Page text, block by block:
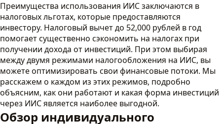
Преимущества использования ИИС заключаются в
налоговых льготах, которые предоставляются
инвестору. Налоговый вычет до 52,000 рублей в год
помогает существенно сэкономить на налогах при
получении дохода от инвестиций. При этом выбирая
между двумя режимами налогообложения на ИИС, вы
можете оптимизировать свои финансовые потоки. Мы
расскажем о каждом из этих режимов, подробно
объясним, как они работают и какая форма инвестиций
через ИИС является наиболее выгодной.
Обзор индивидуального